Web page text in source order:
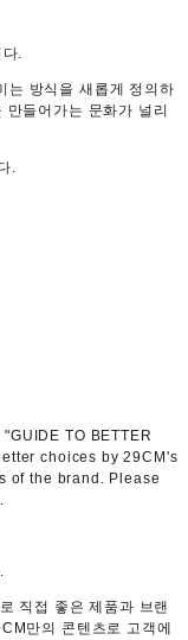
.
는 방식을 새롭게 정의하
들어가는 문화가 널리
.
TO BETTER
choices by 29CM's
of the brand. Please
직접 좋은 제품과 브랜
만의 콘텐츠로 고객에